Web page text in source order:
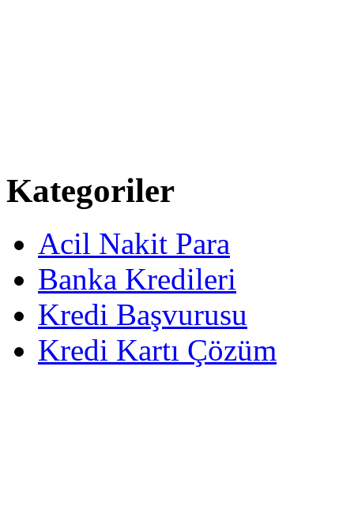
Kategoriler
Acil Nakit Para
Banka Kredileri
Kredi Başvurusu
Kredi Kartı Çözüm